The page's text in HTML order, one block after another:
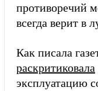
противоречий
всегда верит в
Как писала
раскритиковала
эксплуатацию